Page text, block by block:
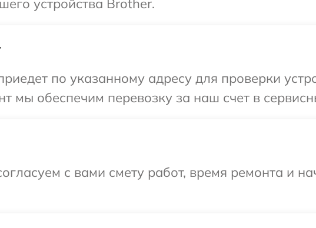
устройства Brother.
по указанному адресу для проверки
мы обеспечим перевозку за наш счет в
с вами смету работ, время ремонта и